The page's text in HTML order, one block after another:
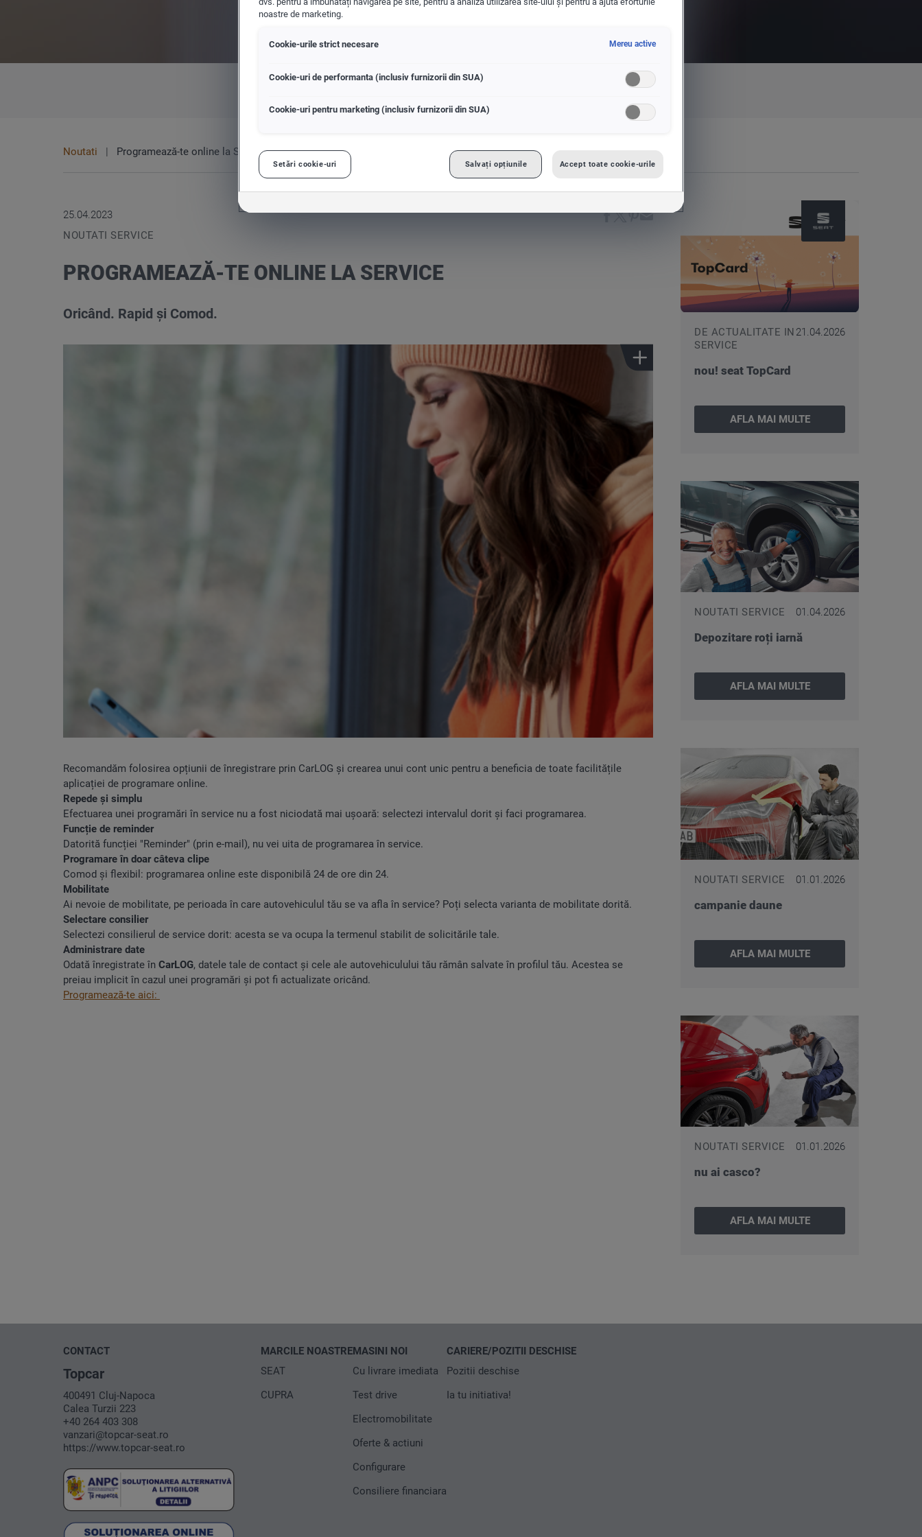
Consiliere financiara
TOATE
Noutati Programează-te online la Service
25.04.2023
NOUTATI SERVICE
PROGRAMEAZĂ-TE ONLINE LA SERVICE
Oricând. Rapid și Comod.
Recomandăm folosirea opțiunii de înregistrare prin CarLOG și crearea unui cont unic pentru a beneficia de toate facilitățile
aplicației de programare online.
Repede și simplu
Efectuarea unei programări în service nu a fost niciodată mai ușoară: selectezi intervalul dorit și faci programarea.
Funcție de reminder
Datorită funcției "Reminder" (prin e-mail), nu vei uita de programarea în service.
Programare în doar câteva clipe
Comod și flexibil: programarea online este disponibilă 24 de ore din 24.
Mobilitate
Ai nevoie de mobilitate, pe perioada în care autovehiculul tău se va afla în service? Poți selecta varianta de mobilitate dorită.
Selectare consilier
Selectezi consilierul de service dorit: acesta se va ocupa la termenul stabilit de solicitările tale.
Administrare date
Odată înregistrate în CarLOG, datele tale de contact și cele ale autovehiculului tău rămân salvate în profilul tău. Acestea se
preiau implicit în cazul unei programări și pot fi actualizate oricând.
Programează-te aici:
DE ACTUALITATE IN
SERVICE
21.04.2026
nou! seat TopCard
AFLA MAI MULTE
NOUTATI SERVICE 01.04.2026
Depozitare roți iarnă
AFLA MAI MULTE
NOUTATI SERVICE 01.01.2026
campanie daune
AFLA MAI MULTE
NOUTATI SERVICE 01.01.2026
nu ai casco?
AFLA MAI MULTE
CONTACT
Topcar
400491 Cluj-Napoca
Calea Turzii 223
+40 264 403 308
vanzari@topcar-seat.ro
https://www.topcar-seat.ro
MARCILE NOASTRE
SEAT
CUPRA
MASINI NOI
Cu livrare imediata
Test drive
Electromobilitate
Oferte & actiuni
Configurare
Consiliere financiara
CARIERE/POZITII DESCHISE
Pozitii deschise
Ia tu initiativa!
noastre de marketing.
Cookie-urile strict necesare Mereu active
Cookie-uri de performanta (inclusiv furnizorii din SUA)
Cookie-uri pentru marketing (inclusiv furnizorii din SUA)
Setări cookie-uri Salvați opțiunile Accept toate cookie-urile